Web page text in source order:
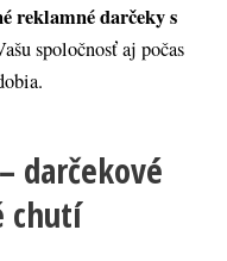
reklamné darčeky s
spoločnosť aj počas
darčekové
chutí